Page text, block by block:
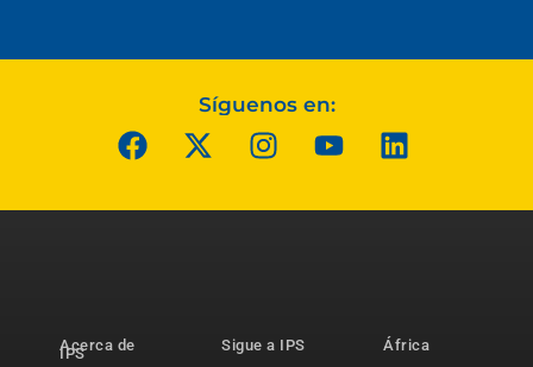
Síguenos en:
Acerca de
IPS
Sigue a IPS
África